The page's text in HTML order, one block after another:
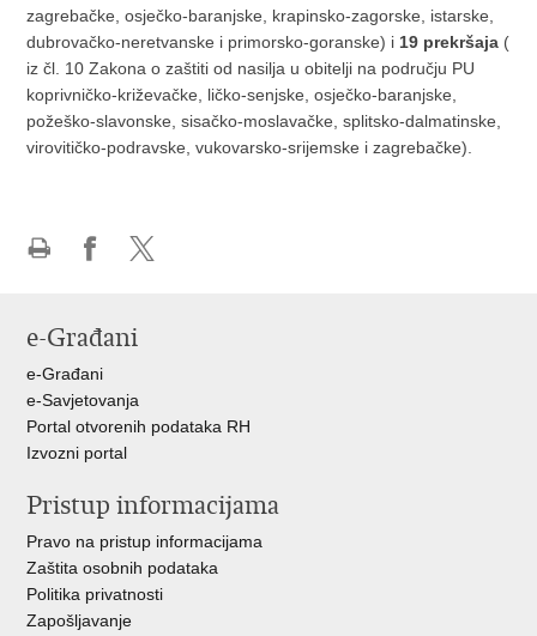
zagrebačke, osječko-baranjske, krapinsko-zagorske, istarske,
dubrovačko-neretvanske i primorsko-goranske) i 19 prekršaja (
iz čl. 10 Zakona o zaštiti od nasilja u obitelji na području PU
koprivničko-križevačke, ličko-senjske, osječko-baranjske,
požeško-slavonske, sisačko-moslavačke, splitsko-dalmatinske,
virovitičko-podravske, vukovarsko-srijemske i zagrebačke).
Facebooku
X-
e-Građani
e-Građani
e-Savjetovanja
Portal otvorenih podataka RH
Izvozni portal
Pristup informacijama
Pravo na pristup informacijama
Zaštita osobnih podataka
Politika privatnosti
Zapošljavanje